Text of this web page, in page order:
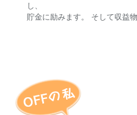
し、
貯金に励みます。 そして収益